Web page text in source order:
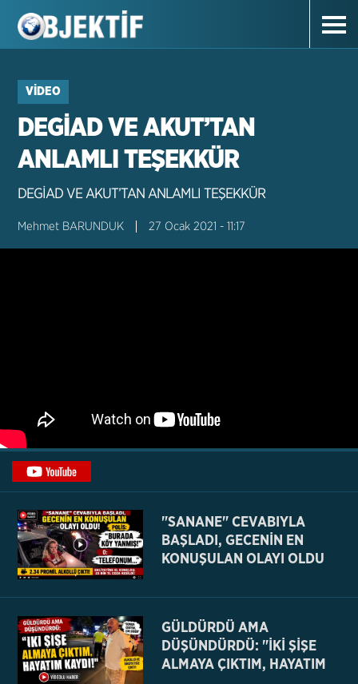
VIDEO
DEGİAD VE AKUT’TAN
ANLAMLI TEŞEKKÜR
DEGİAD VE AKUT’TAN ANLAMLI TEŞEKKÜR
Mehmet BARUNDUK 27 Ocak 2021 - 11:17
"SANANE" CEVABIYLA
BAŞLADI, GECENİN EN
KONUŞULAN OLAYI OLDU
GÜLDÜRDÜ AMA
DÜŞÜNDÜRDÜ: "İKİ ŞİŞE
ALMAYA ÇIKTIM, HAYATIM